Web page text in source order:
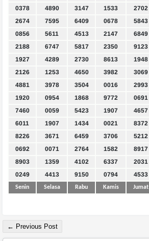
0378
4890 3147 1533 2702
2674
7595 6409 0678 5843
0856
5611 4513 2147 6849
2188
6747 5817 2350 9123
1927
4289 2730 8613 1948
2126
1253 4650 3982 3069
4881
3978 3504 0016 2993
1920
0954 1868 9772 0691
7460
0059 5423 1907 4657
6011
1907 1434 0021 8372
8226
3671 6459 3706 5212
0692
0071 2764 1582 8917
8903
1359 4102 6337 2031
0249
4413 9150 0794 4533
Senin Selasa Rabu Kamis Jumat
← Previous Post